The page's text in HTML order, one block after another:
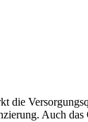
die
Auch